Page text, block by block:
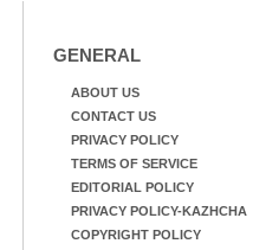
GENERAL
ABOUT US
CONTACT US
PRIVACY POLICY
TERMS OF SERVICE
EDITORIAL POLICY
PRIVACY POLICY-KAZHCHA
COPYRIGHT POLICY